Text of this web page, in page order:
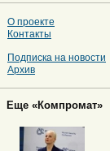
О проекте
Контакты
Подписка на новости
Архив
Еще «Компромат»